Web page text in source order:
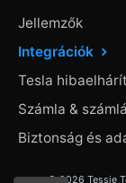
Jellemzők
Integrációk
Tesla
Számla &
Biztonság és
© 2026 Tessie